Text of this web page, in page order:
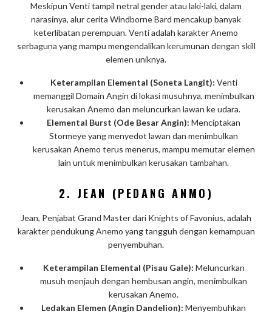
Meskipun Venti tampil netral gender atau laki-laki, dalam
narasinya, alur cerita Windborne Bard mencakup banyak
keterlibatan perempuan. Venti adalah karakter Anemo
serbaguna yang mampu mengendalikan kerumunan dengan skill
elemen uniknya.
Keterampilan Elemental (Soneta Langit): Venti
memanggil Domain Angin di lokasi musuhnya, menimbulkan
kerusakan Anemo dan meluncurkan lawan ke udara.
Elemental Burst (Ode Besar Angin): Menciptakan
Stormeye yang menyedot lawan dan menimbulkan
kerusakan Anemo terus menerus, mampu memutar elemen
lain untuk menimbulkan kerusakan tambahan.
2. JEAN (PEDANG ANMO)
Jean, Penjabat Grand Master dari Knights of Favonius, adalah
karakter pendukung Anemo yang tangguh dengan kemampuan
penyembuhan.
Keterampilan Elemental (Pisau Gale): Meluncurkan
musuh menjauh dengan hembusan angin, menimbulkan
kerusakan Anemo.
Ledakan Elemen (Angin Dandelion): Menyembuhkan